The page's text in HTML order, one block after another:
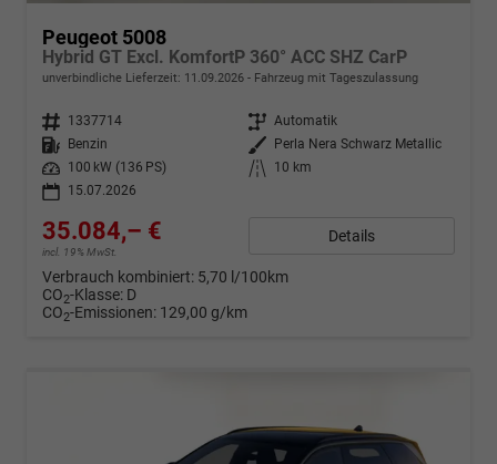
Peugeot 5008
Hybrid GT Excl. KomfortP 360° ACC SHZ CarP
unverbindliche Lieferzeit: 11.09.2026 Fahrzeug mit Tageszulassung
Fahrzeugnr. 1337714 Getriebe Automatik
Kraftstoff
Benzin Außenfarbe
Perla Nera Schwarz Metallic
Leistung
100 kW (136 PS) Kilometerstand
10 km
15.07.2026
35.084,– €
incl. 19% MwSt.
Details
Verbrauch kombiniert: 5,70 l/100km
CO2-Klasse: D
CO2-Emissionen: 129,00 g/km